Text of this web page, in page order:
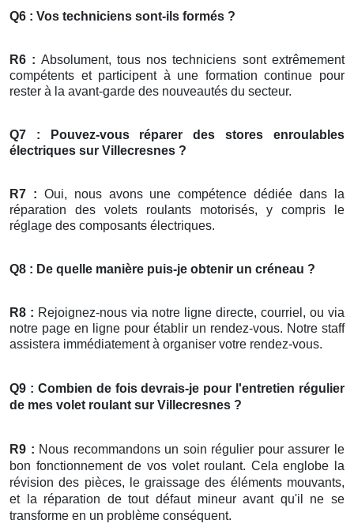
Q6 : Vos techniciens sont-ils formés ?
R6 : Absolument, tous nos techniciens sont extrêmement
compétents et participent à une formation continue pour
rester à la avant-garde des nouveautés du secteur.
Q7 : Pouvez-vous réparer des stores enroulables
électriques sur Villecresnes ?
R7 : Oui, nous avons une compétence dédiée dans la
réparation des volets roulants motorisés, y compris le
réglage des composants électriques.
Q8 : De quelle manière puis-je obtenir un créneau ?
R8 : Rejoignez-nous via notre ligne directe, courriel, ou via
notre page en ligne pour établir un rendez-vous. Notre staff
assistera immédiatement à organiser votre rendez-vous.
Q9 : Combien de fois devrais-je pour l'entretien régulier
de mes volet roulant sur Villecresnes ?
R9 : Nous recommandons un soin régulier pour assurer le
bon fonctionnement de vos volet roulant. Cela englobe la
révision des pièces, le graissage des éléments mouvants,
et la réparation de tout défaut mineur avant qu'il ne se
transforme en un problème conséquent.